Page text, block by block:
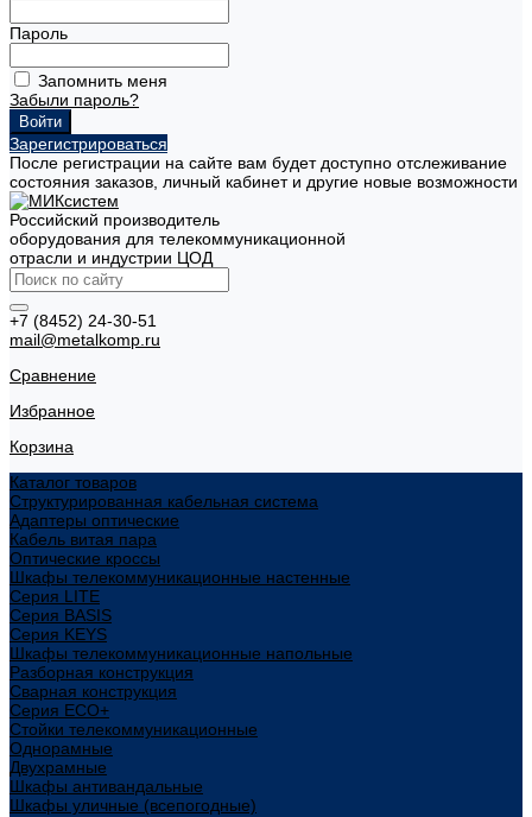
Пароль
Запомнить меня
Забыли пароль?
Зарегистрироваться
После регистрации на сайте вам будет доступно отслеживание
состояния заказов, личный кабинет и другие новые возможности
Российский производитель
оборудования для телекоммуникационной
отрасли и индустрии ЦОД
+7 (8452) 24-30-51
mail@metalkomp.ru
Сравнение
Избранное
Корзина
Каталог товаров
Структурированная кабельная система
Адаптеры оптические
Кабель витая пара
Оптические кроссы
Шкафы телекоммуникационные настенные
Cерия LITE
Cерия BASIS
Cерия KEYS
Шкафы телекоммуникационные напольные
Разборная конструкция
Сварная конструкция
Серия ECO+
Стойки телекоммуникационные
Однорамные
Двухрамные
Шкафы антивандальные
Шкафы уличные (всепогодные)